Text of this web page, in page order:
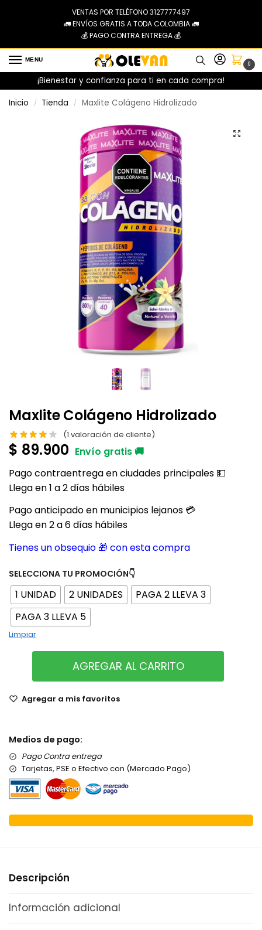
VENTAS POR TELÉFONO 3127777497
🚛 ENVÍOS GRATIS A TODA COLOMBIA 🚛
💰 PAGO CONTRA ENTREGA 💰
MENU
0
¡Bienestar y confianza para ti en cada compra!
Inicio / Tienda / Maxlite Colágeno Hidrolizado
Maxlite Colágeno Hidrolizado
(1 valoración de cliente)
$ 89.900
Pago contraentrega en ciudades principales 💵
Llega en 1 a 2 días hábiles
Pago anticipado en municipios lejanos 💳
Llega en 2 a 6 días hábiles
Tienes un obsequio 🎁 con esta compra
SELECCIONA TU PROMOCIÓN👇
1 UNIDAD 2 UNIDADES
PAGA 2 LLEVA 3
PAGA 3 LLEVA 5
Limpiar
AGREGAR AL CARRITO
Agregar a mis favoritos
Medios de pago:
Pago Contra entrega
Tarjetas, PSE o Efectivo con (Mercado Pago)
Descripción
Información adicional